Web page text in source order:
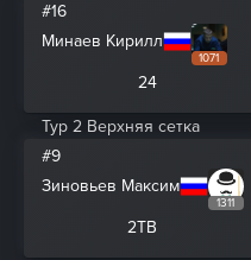
#16
Минаев Кирилл
1071
24
Тур 2 Верхняя сетка
#9
Зиновьев Максим
1311
2ТВ